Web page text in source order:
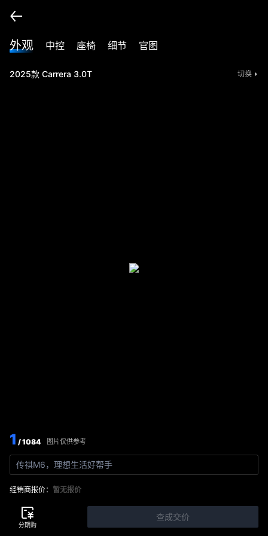
外观 中控 座椅 细节 官图
2025款 Carrera 3.0T 切换
1 / 1084 图片仅供参考
传祺M6，理想生活好帮手
经销商报价： 暂无报价
查成交价